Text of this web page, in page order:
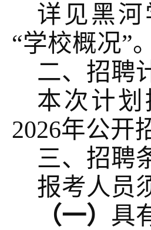
详见黑
“学校概况”。
二、招聘
本次计
2026年公开
三、招聘
报考人员
（一） 具